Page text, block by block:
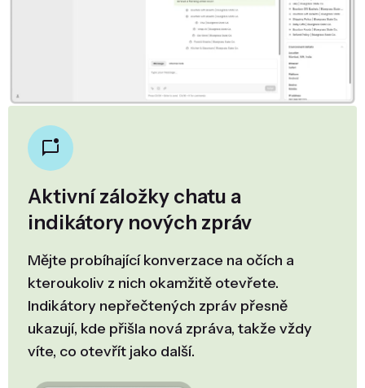
Aktivní záložky chatu a
indikátory nových zpráv
Mějte probíhající konverzace na očích a
kteroukoliv z nich okamžitě otevřete.
Indikátory nepřečtených zpráv přesně
ukazují, kde přišla nová zpráva, takže vždy
víte, co otevřít jako další.